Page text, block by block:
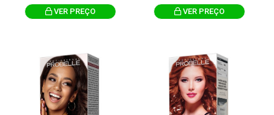
VER PREÇO VER PREÇO